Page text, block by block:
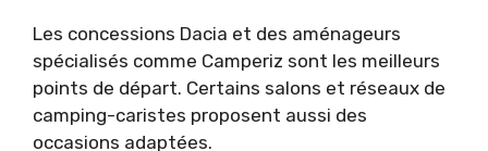
Les concessions Dacia et des aménageurs
spécialisés comme Camperiz sont les meilleurs
points de départ. Certains salons et réseaux de
camping-caristes proposent aussi des
occasions adaptées.